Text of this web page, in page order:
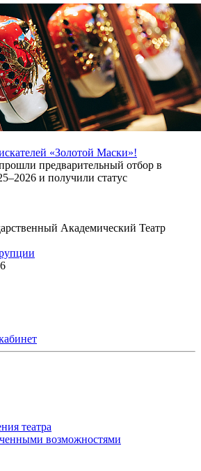
«Золотой Маски»!
предварительный отбор в
и получили статус
Академический Театр
театра
возможностями